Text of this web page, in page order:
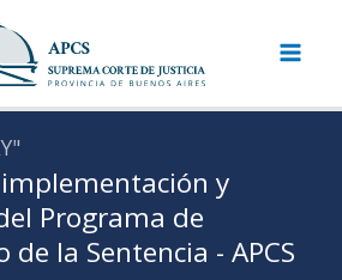
y
Programa de
la Sentencia - APCS